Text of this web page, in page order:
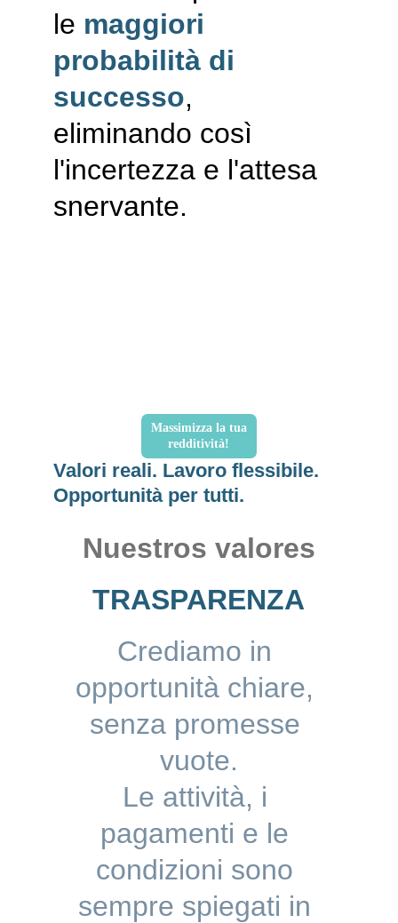
le maggiori
probabilità di
successo,
eliminando così
l'incertezza e l'attesa
snervante.
Massimizza la tua
redditività!
Valori reali. Lavoro flessibile.
Opportunità per tutti.
Nuestros valores
TRASPARENZA
Crediamo in
opportunità chiare,
senza promesse
vuote.
Le attività, i
pagamenti e le
condizioni sono
sempre spiegati in